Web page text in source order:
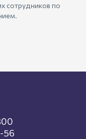
сотрудников по
56